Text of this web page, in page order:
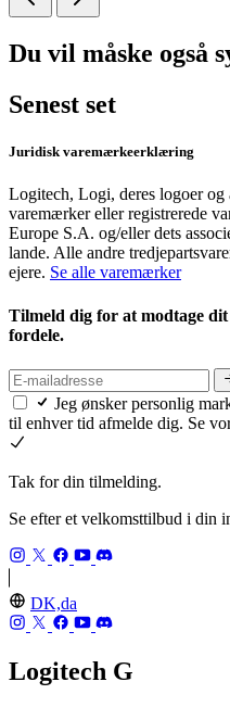
Du vil måske også
Senest set
Juridisk varemærkeerklæring
Logitech, Logi, deres logoer
varemærker eller registrerede
Europe S.A. og/eller dets
lande. Alle andre
ejere. Se alle varemærker
Tilmeld dig for at modtage
fordele.
Jeg ønsker personlig
til enhver tid afmelde dig. Se
Tak for din tilmelding.
Se efter et velkomsttilbud i din
DK,da
Logitech G